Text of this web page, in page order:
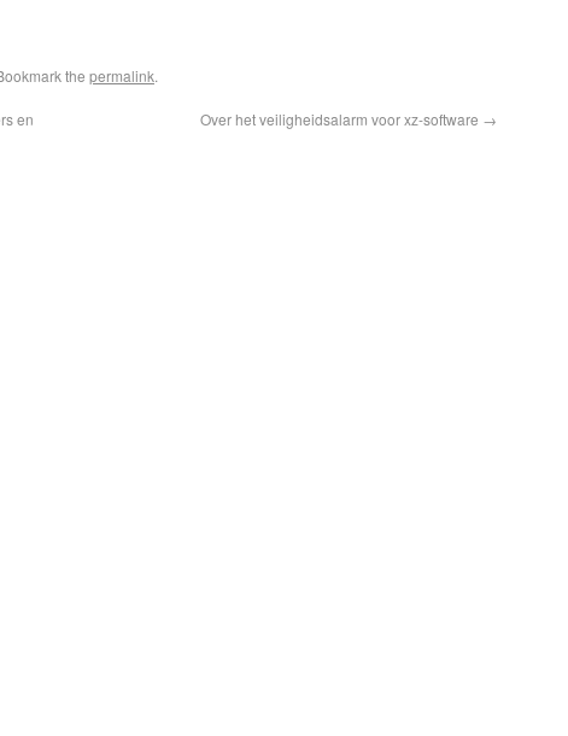
the permalink.
en
Over het veiligheidsalarm voor xz-software →